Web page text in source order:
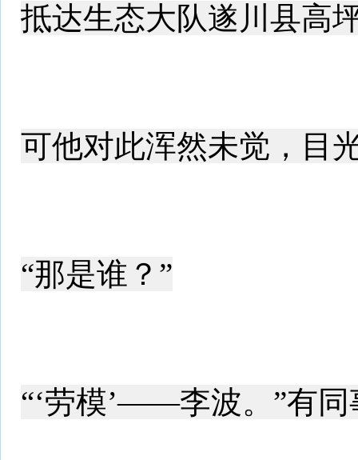
抵达生态大队遂川县高
可他对此浑然未觉，目
“那是谁？”
“‘劳模’——李波。”有